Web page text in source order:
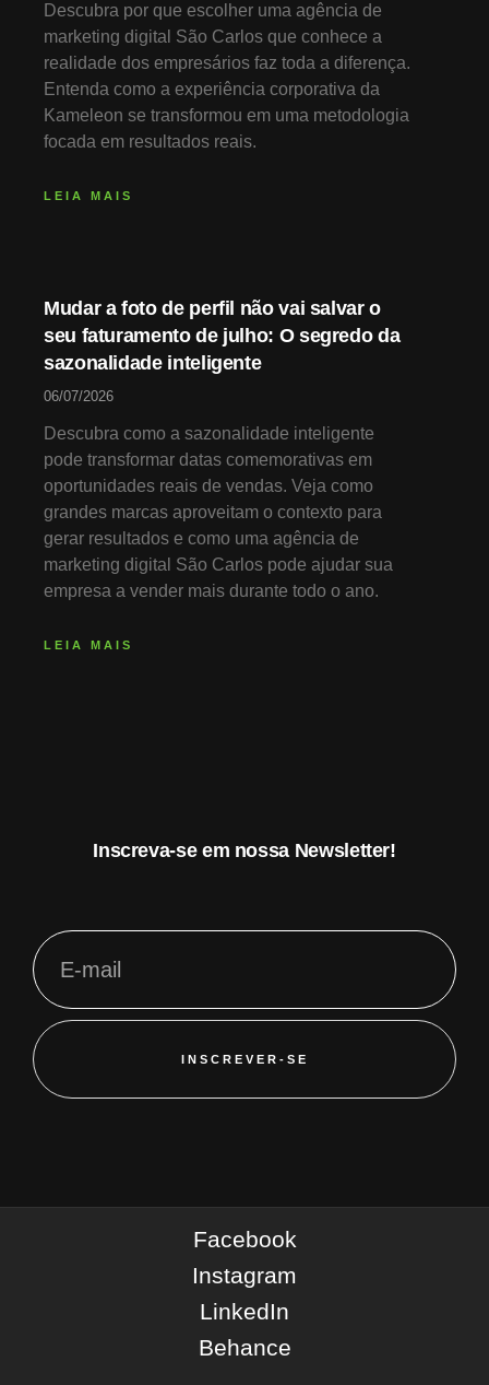
Descubra por que escolher uma agência de
marketing digital São Carlos que conhece a
realidade dos empresários faz toda a diferença.
Entenda como a experiência corporativa da
Kameleon se transformou em uma metodologia
focada em resultados reais.
LEIA MAIS
Mudar a foto de perfil não vai salvar o
seu faturamento de julho: O segredo da
sazonalidade inteligente
06/07/2026
Descubra como a sazonalidade inteligente
pode transformar datas comemorativas em
oportunidades reais de vendas. Veja como
grandes marcas aproveitam o contexto para
gerar resultados e como uma agência de
marketing digital São Carlos pode ajudar sua
empresa a vender mais durante todo o ano.
LEIA MAIS
Inscreva-se em nossa Newsletter!
INSCREVER-SE
Facebook
Instagram
LinkedIn
Behance